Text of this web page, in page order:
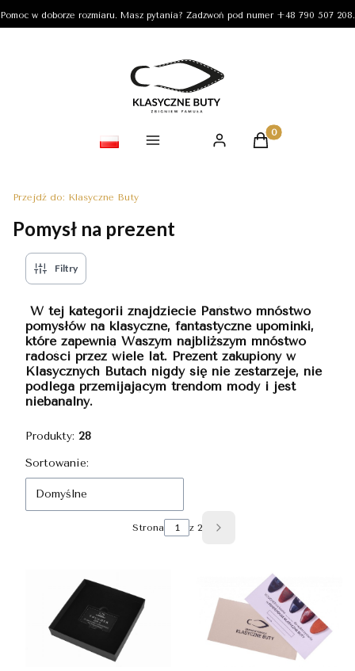
Pomoc w doborze rozmiaru. Masz pytania? Zadzwoń pod numer +48 790 507 208.
Produkty w
Przejdź do: Klasyczne Buty
Pomysł na prezent
Filtry
W tej kategorii znajdziecie Państwo mnóstwo
pomysłów na klasyczne, fantastyczne upominki,
które zapewnią Waszym najbliższym mnóstwo
radości przez wiele lat. Prezent zakupiony w
Klasycznych Butach nigdy się nie zestarzeje, nie
podlega przemijającym trendom mody i jest
niebanalny.
Produkty: 28
Lista produktów
Sortowanie:
Domyślne
Strona z 2 Następne produkty